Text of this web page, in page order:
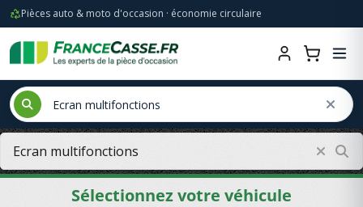
Pièces auto & moto d'occasion · économie circulaire
Sélectionnez votre véhicule